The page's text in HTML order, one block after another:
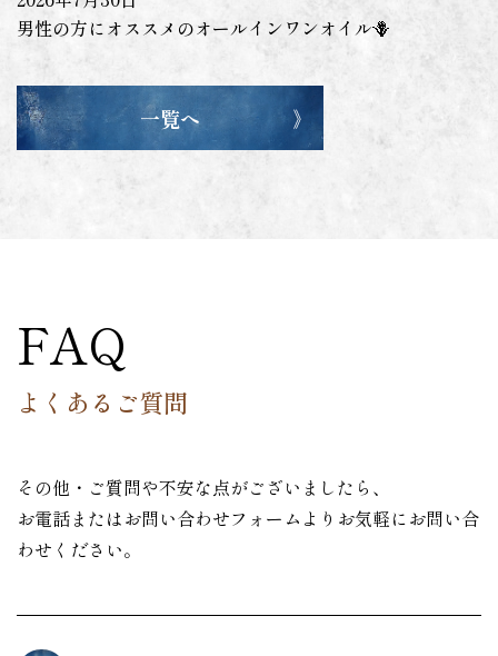
男性の方にオススメのオールインワンオイル🪻
一覧へ
FAQ
よくあるご質問
その他・ご質問や不安な点がございましたら、
お電話またはお問い合わせフォームよりお気軽にお問い合
わせください。